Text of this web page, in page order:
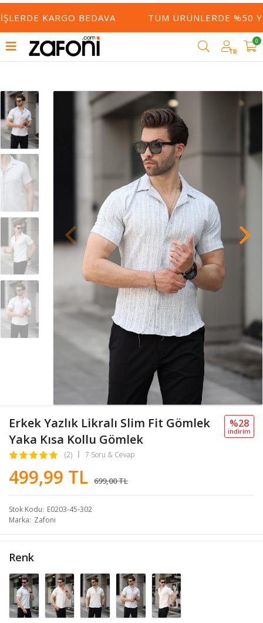
KARGO BEDAVA TÜM ÜRÜNLERDE %50
TR
0
Erkek Yazlık Likralı Slim Fit Gömlek
Yaka Kısa Kollu Gömlek
(2) 7 Soru & Cevap
499,99 TL 699,00 TL
%28
i̇ndi̇ri̇m
Stok Kodu E0203-45-302
Marka Zafoni
Renk